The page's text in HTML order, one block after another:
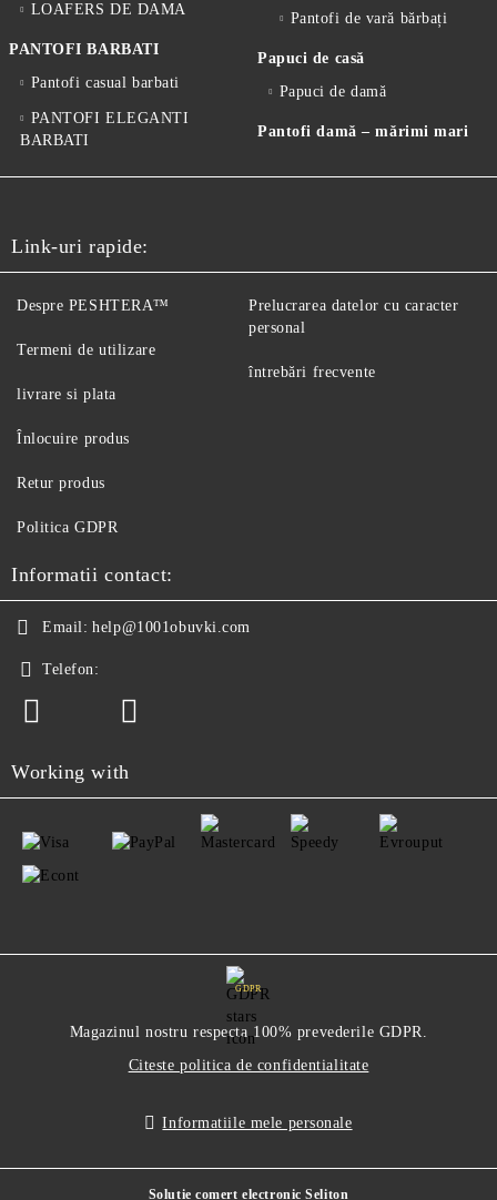
LOAFERS DE DAMA
PANTOFI BARBATI
Pantofi casual barbati
PANTOFI ELEGANTI
BARBATI
Pantofi de vară bărbați
Papuci de casă
Papuci de damă
Pantofi damă – mărimi mari
Link-uri rapide:
Despre PESHTERA™
Termeni de utilizare
livrare si plata
Înlocuire produs
Retur produs
Politica GDPR
Prelucrarea datelor cu caracter
personal
întrebări frecvente
Informatii contact:
Email: help@1001obuvki.com
Telefon:
Working with
GDPR
Magazinul nostru respecta 100% prevederile GDPR.
Citeste politica de confidentialitate
Informatiile mele personale
Solutie comert electronic Seliton